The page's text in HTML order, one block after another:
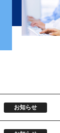
お知らせ